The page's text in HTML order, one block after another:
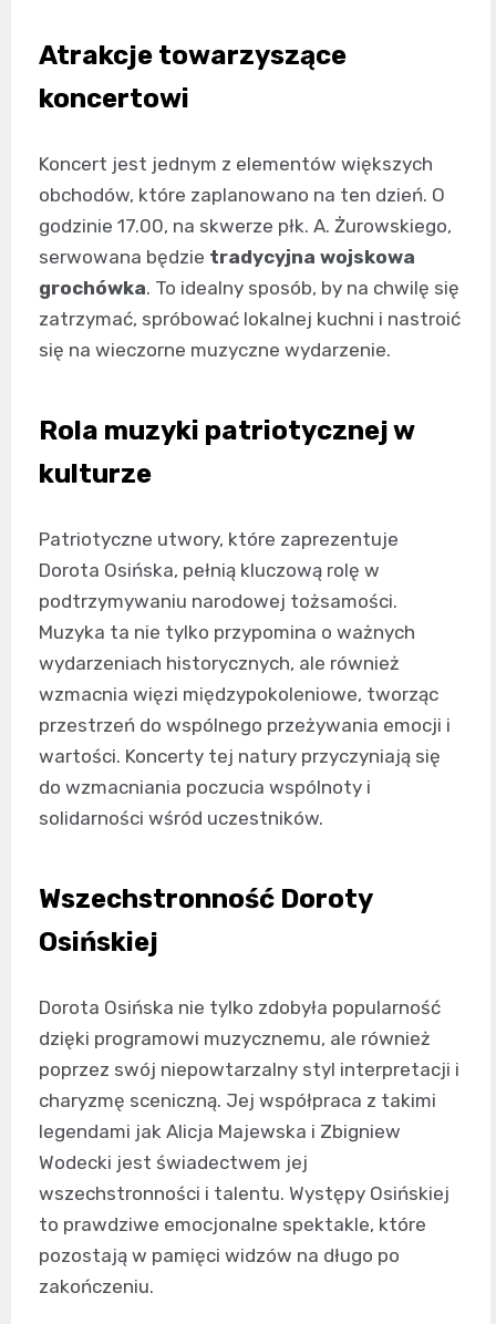
Atrakcje towarzyszące
koncertowi
Koncert jest jednym z elementów większych
obchodów, które zaplanowano na ten dzień. O
godzinie 17.00, na skwerze płk. A. Żurowskiego,
serwowana będzie tradycyjna wojskowa
grochówka. To idealny sposób, by na chwilę się
zatrzymać, spróbować lokalnej kuchni i nastroić
się na wieczorne muzyczne wydarzenie.
Rola muzyki patriotycznej w
kulturze
Patriotyczne utwory, które zaprezentuje
Dorota Osińska, pełnią kluczową rolę w
podtrzymywaniu narodowej tożsamości.
Muzyka ta nie tylko przypomina o ważnych
wydarzeniach historycznych, ale również
wzmacnia więzi międzypokoleniowe, tworząc
przestrzeń do wspólnego przeżywania emocji i
wartości. Koncerty tej natury przyczyniają się
do wzmacniania poczucia wspólnoty i
solidarności wśród uczestników.
Wszechstronność Doroty
Osińskiej
Dorota Osińska nie tylko zdobyła popularność
dzięki programowi muzycznemu, ale również
poprzez swój niepowtarzalny styl interpretacji i
charyzmę sceniczną. Jej współpraca z takimi
legendami jak Alicja Majewska i Zbigniew
Wodecki jest świadectwem jej
wszechstronności i talentu. Występy Osińskiej
to prawdziwe emocjonalne spektakle, które
pozostają w pamięci widzów na długo po
zakończeniu.